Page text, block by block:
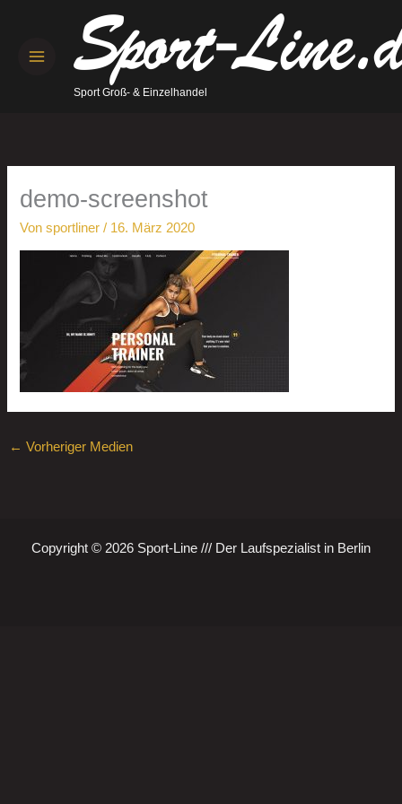
springen
Sport Groß- & Einzelhandel
demo-screenshot
Vonsportliner/ 16. März 2020
← Vorheriger Medien
Copyright © 2026 Sport-Line /// Der Laufspezialist in Berlin